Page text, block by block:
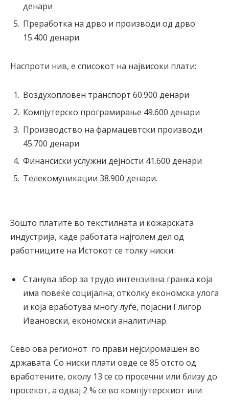
денари
Преработка на дрво и производи од дрво
15.400 денари.
Наспроти нив, е списокот на највисоки плати:
Воздухопловен транспорт 60.900 денари
Компјутерско програмирање 49.600 денари
Производство на фармацевтски производи
45.700 денари
Финансиски услужни дејности 41.600 денари
Телекомуникации 38.900 денари.
Зошто платите во текстилната и кожарската
индустрија, каде работата најголем дел од
работниците на Истокот се толку ниски:
Станува збор за трудо интензивна гранка која
има повеќе социјална, отколку економска улога
и која вработува многу луѓе, појасни Глигор
Ивановски, економски аналитичар.
Сево ова регионот го прави нејсиромашен во
државата. Со ниски плати овде се 85 отсто од
вработените, околу 13 се со просечни или близу до
просекот, а одвај 2 % се во компјутерскиот или